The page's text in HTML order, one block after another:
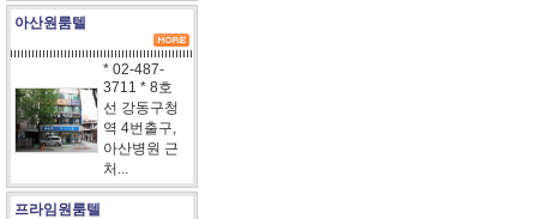
아산원룸텔
* 02-487-
3711 * 8호
선 강동구청
역 4번출구,
아산병원 근
처...
프라임원룸텔